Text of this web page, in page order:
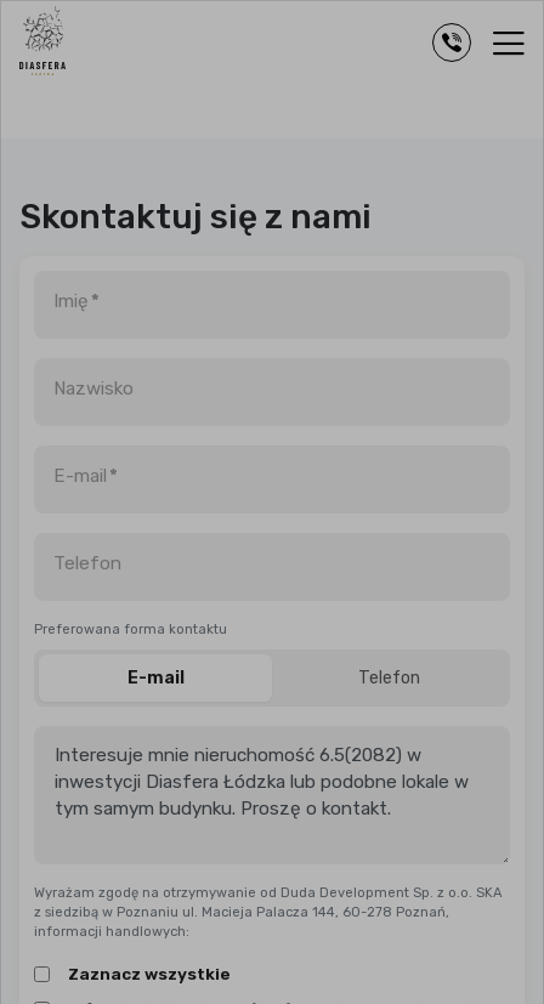
Skontaktuj się z nami
Imię *
Nazwisko
E-mail *
Telefon
Preferowana forma kontaktu
E-mail Telefon
Wyrażam zgodę na otrzymywanie od Duda Development Sp. z o.o. SKA
z siedzibą w Poznaniu ul. Macieja Palacza 144, 60-278 Poznań,
informacji handlowych:
Zaznacz wszystkie